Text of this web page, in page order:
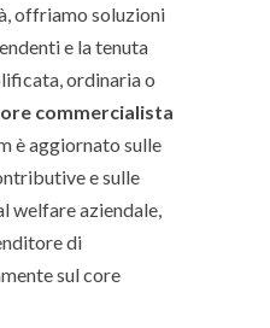
offriamo soluzioni
e la tenuta
ordinaria o
commercialista
è aggiornato sulle
e sulle
welfare aziendale,
di
sul core